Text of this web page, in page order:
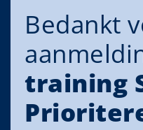
Bedankt
training